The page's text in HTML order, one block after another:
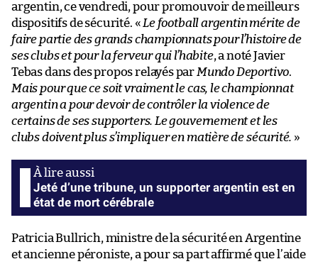
argentin, ce vendredi, pour promouvoir de meilleurs
dispositifs de sécurité. «Le football argentin mérite de
faire partie des grands championnats pour l’histoire de
ses clubs et pour la ferveur qui l’habite, a noté Javier
Tebas dans des propos relayés parMundo Deportivo.
Mais pour que ce soit vraiment le cas, le championnat
argentin a pour devoir de contrôler la violence de
certains de ses supporters. Le gouvernement et les
clubs doivent plus s’impliquer en matière de sécurité. »
Jeté d’une tribune, un supporter argentin est en
état de mort cérébrale
Patricia Bullrich, ministre de la sécurité en Argentine
et ancienne péroniste, a pour sa part affirmé que l’aide